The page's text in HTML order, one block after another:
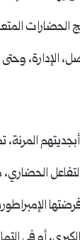
الحضارات
الإدارة، وحتى
المرنة،
الحضاري،